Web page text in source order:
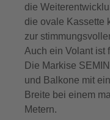
die
die ovale Kassette
zur
Auch ein Volant ist
Die Markise
und Balkone mit
Breite bei einem
Metern.